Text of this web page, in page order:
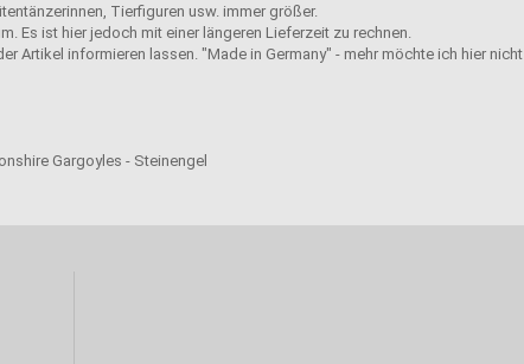
Tierfiguren usw. immer größer.
Es ist hier jedoch mit einer längeren Lieferzeit zu rechnen.
Artikel informieren lassen. "Made in Germany" - mehr möchte ich hier nicht
Gargoyles - Steinengel